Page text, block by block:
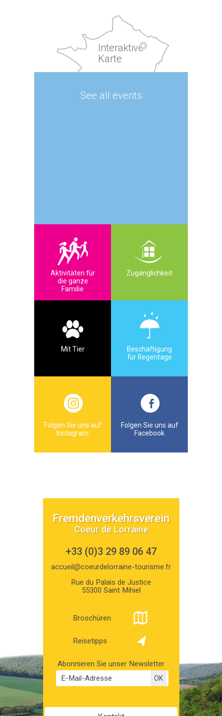
Interaktive
Karte
See all events
Aktivitäten für
die ganze
Familie
Zugänglichkeit
Mit Tier
Beschäftigung
für Regentage
Folgen Sie uns auf
Instagram
Folgen Sie uns auf
Facebook
Fremdenverkehrsverein
Coeur de Lorraine
+33 (0)3 29 89 06 47
accueil@coeurdelorraine-tourisme.fr
Rue du Palais de Justice
55300 Saint Mihiel
Broschüren
Reisetipps
Abonnieren Sie unser Newsletter